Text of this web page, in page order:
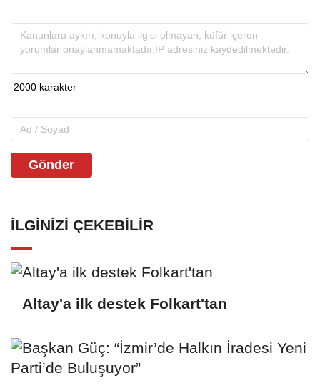
Gönder
İLGINIZI ÇEKEBILIR
Altay'a ilk destek Folkart'tan